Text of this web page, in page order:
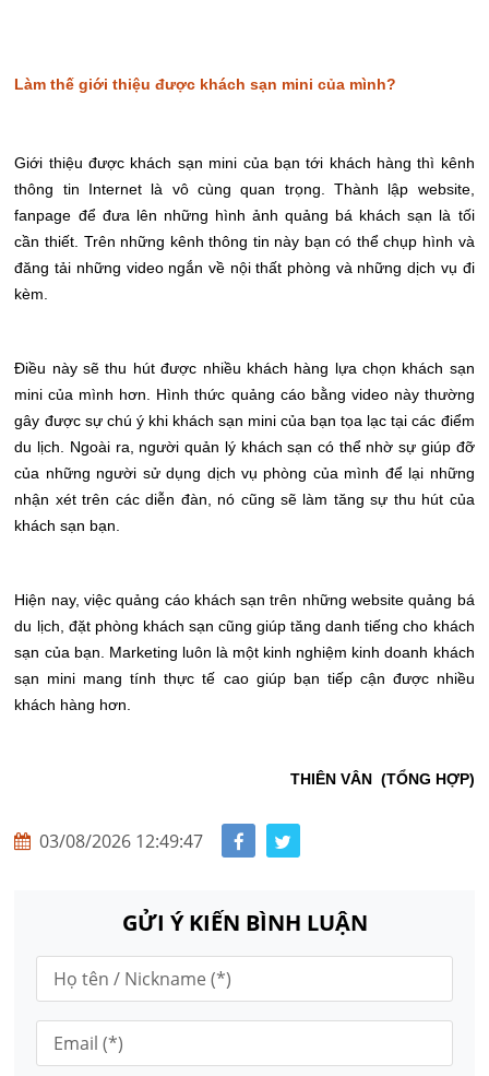
Làm thế giới thiệu được khách sạn mini của mình?
Giới thiệu được khách sạn mini của bạn tới khách hàng thì kênh
thông tin Internet là vô cùng quan trọng. Thành lập website,
fanpage để đưa lên những hình ảnh quảng bá khách sạn là tối
cần thiết. Trên những kênh thông tin này bạn có thể chụp hình và
đăng tải những video ngắn về nội thất phòng và những dịch vụ đi
kèm.
Điều này sẽ thu hút được nhiều khách hàng lựa chọn khách sạn
mini của mình hơn. Hình thức quảng cáo bằng video này thường
gây được sự chú ý khi khách sạn mini của bạn tọa lạc tại các điểm
du lịch. Ngoài ra, người quản lý khách sạn có thể nhờ sự giúp đỡ
của những người sử dụng dịch vụ phòng của mình để lại những
nhận xét trên các diễn đàn, nó cũng sẽ làm tăng sự thu hút của
khách sạn bạn.
Hiện nay, việc quảng cáo khách sạn trên những website quảng bá
du lịch, đặt phòng khách sạn cũng giúp tăng danh tiếng cho khách
sạn của bạn. Marketing luôn là một kinh nghiệm kinh doanh khách
sạn mini mang tính thực tế cao giúp bạn tiếp cận được nhiều
khách hàng hơn.
THIÊN VÂN (TỔNG HỢP)
03/08/2026 12:49:47
GỬI Ý KIẾN BÌNH LUẬN